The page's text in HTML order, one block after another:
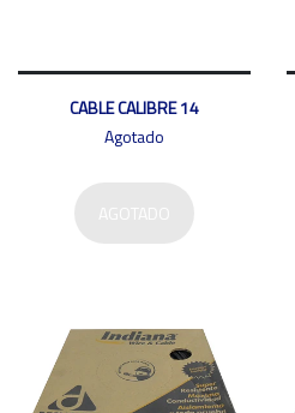
CABLE CALIBRE 14
Agotado